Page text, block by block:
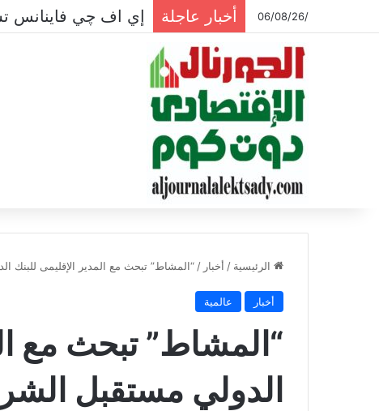
/06/08/26 أخبار عاجلة
الرئيسية / أخبار / “المشاط” تبحث مع المدير الإقليمى للبنك
أخبار عالمية
“المشاط” تبحث مع
الدولي مستقبل